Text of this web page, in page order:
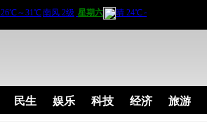
民生 娱乐 科技 经济 旅游